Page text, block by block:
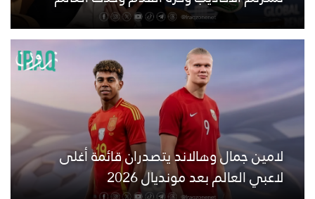
لامين جمال وهالاند يتصدران قائمة أغلى
لاعبي العالم بعد مونديال 2026